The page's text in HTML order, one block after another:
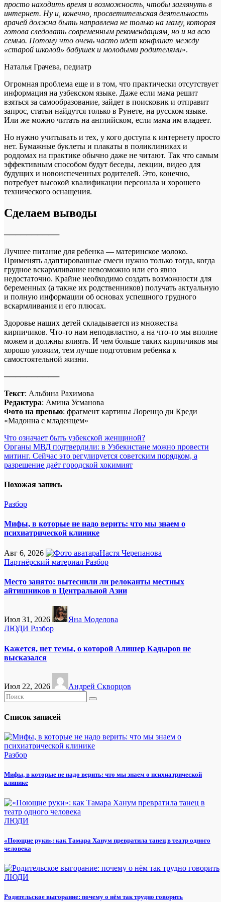
просто находить время и возможность, чтобы заглянуть в
интернет. Ну и, конечно, просветительская деятельность
врачей должна быть направлена не только на маму, которая
готова следовать современным рекомендациям, но и на всю
семью. Потому что очень часто идет конфликт между
«старой школой» бабушек и молодыми родителями».
Наталья Грачева, педиатр
Огромная проблема еще и в том, что практически отсутствует
информация на узбекском языке. Даже если мама решит
взяться за самообразование, зайдет в поисковик и отправит
запрос, статьи найдутся только в Рунете, на русском языке.
Или же можно читать на английском, если мама им владеет.
Но нужно учитывать и тех, у кого доступа к интернету просто
нет. Бумажные буклеты и плакаты в поликлиниках и
роддомах на практике обычно даже не читают. Так что самым
эффективным способом будут беседы, лекции, видео для
будущих и новоиспеченных родителей. Это, конечно,
потребует высокой квалификации персонала и хорошего
технического оснащения.
Сделаем выводы
──────────
Лучшее питание для ребенка — материнское молоко.
Применять адаптированные смеси нужно только тогда, когда
грудное вскармливание невозможно или его явно
недостаточно. Крайне необходимо создать возможности для
беременных (а также их родственников) получать актуальную
и полную информации об основах успешного грудного
вскармливания и его плюсах.
Здоровье наших детей складывается из множества
кирпичиков. Что-то нам неподвластно, а на что-то мы вполне
можем и должны влиять. И чем больше таких кирпичиков мы
хорошо уложим, тем лучше подготовим ребенка к
самостоятельной жизни.
──────────
Текст: Альбина Рахимова
Редактура: Амина Усманова
Фото на превью: фрагмент картины Лоренцо ди Креди
«Мадонна с младенцем»
Навигация
по
записям
Что означает быть узбекской женщиной?
Органы МВД подтвердили: в Узбекистане можно провести
митинг. Сейчас это регулируется советским порядком, а
разрешение даёт городской хокимият
Похожая запись
Разбор
Мифы, в которые не надо верить: что мы знаем о
психиатрической клинике
Авг 6, 2026
Настя Черепанова
Партнёрский материал Разбор
Место занято: вытеснили ли релоканты местных
айтишников в Центральной Азии
Июл 31, 2026
Яна Моделова
ЛЮДИ Разбор
Кажется, нет темы, о которой Алишер Кадыров не
высказался
Июл 22, 2026 Андрей Скворцов
Список записей
Разбор
Мифы, в которые не надо верить: что мы знаем о психиатрической
клинике
ЛЮДИ
«Поющие руки»: как Тамара Ханум превратила танец в театр одного
человека
ЛЮДИ
Родительское выгорание: почему о нём так трудно говорить